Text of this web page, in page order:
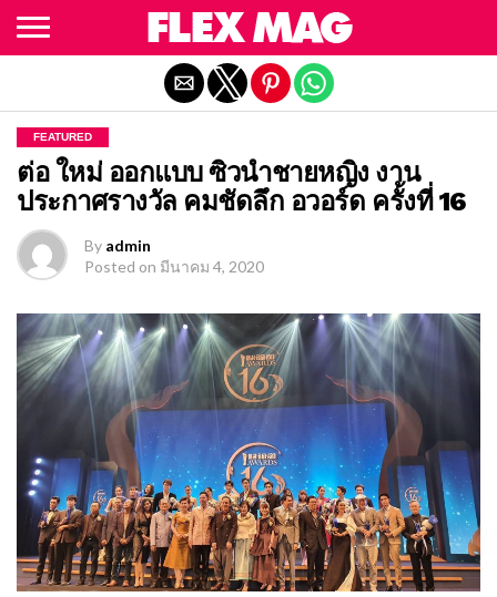
FEATURED
ต่อ ใหม่ ออกแบบ ซิวนำชายหญิง งาน
ประกาศรางวัล คมชัดลึก อวอร์ด ครั้งที่ 16
By admin
Posted on มีนาคม 4, 2020
Exit mobile version